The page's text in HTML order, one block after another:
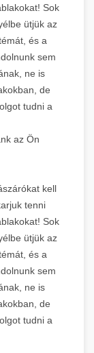
Sok
ütjük az
és a
sem
ne is
de
tudni a
az Ön
kell
tenni
Sok
ütjük az
és a
sem
ne is
de
tudni a